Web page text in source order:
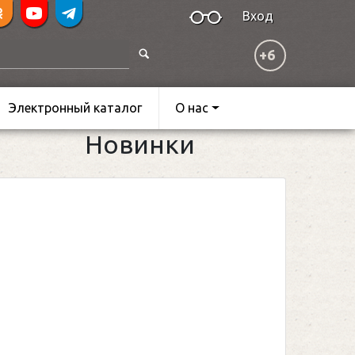
Вход
+6
Электронный каталог О нас
Новинки